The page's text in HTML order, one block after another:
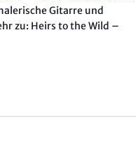
Gitarre und
zu: Heirs to the Wild –